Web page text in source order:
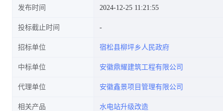
发布时间 2024-12-25 11:21:55
投标截止时间
招标单位 宿松县柳坪乡人民政府
中标单位 安徽鼎耀建筑工程有限公司
代理单位 安徽鑫景项目管理有限公司
相关产品 水电站升级改造